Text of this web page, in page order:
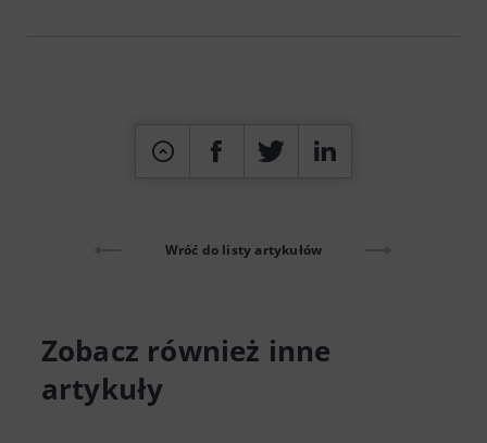
Wróć do listy artykułów
Zobacz również inne
artykuły